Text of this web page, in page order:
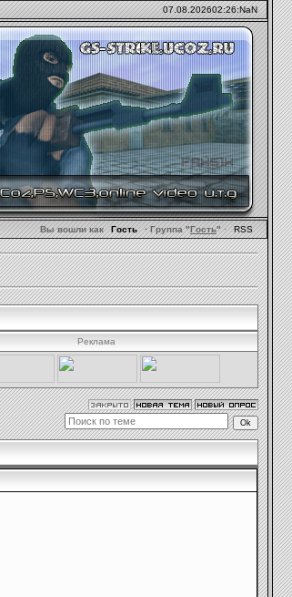
07.08.202602:26:NaN
Вы вошли как Гость · Группа "Гость"· RSS
Реклама